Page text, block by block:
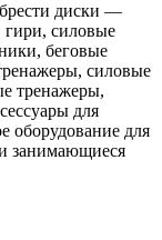
диски —
силовые
беговые
силовые
тренажеры,
для
оборудование для
занимающиеся